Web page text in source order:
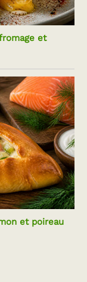
et
et poireau